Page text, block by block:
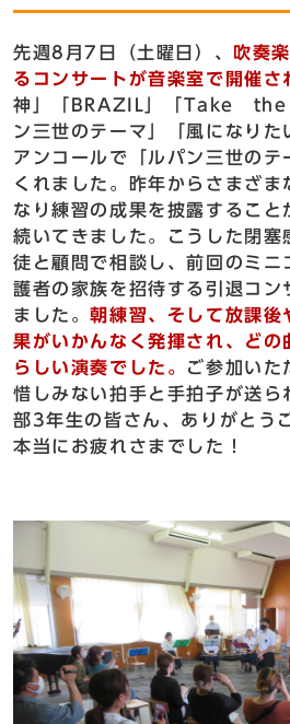
先週8月7日（土曜日）、
吹奏
るコンサートが音楽室で開催さ
神」「BRAZIL」「Take
ン三世のテーマ」「風になり
アンコールで「ルパン三世のテ
くれました。昨年からさまざま
なり練習の成果を披露すること
続いてきました。こうした閉塞
徒と顧問で相談し、前回のミニ
護者の家族を招待する引退コン
ました。朝練習、そして放課後
果がいかんなく発揮され、どの
らしい演奏でした。 ご参加いた
惜しみない拍手と手拍子が送ら
部3年生の皆さん、ありがとう
本当にお疲れさまでした！